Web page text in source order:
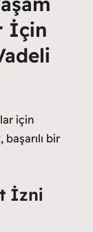
İçin
için
bir
İzni